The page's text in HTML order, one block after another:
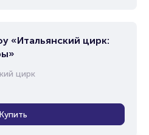
«Итальянский цирк:
цирк
Купить